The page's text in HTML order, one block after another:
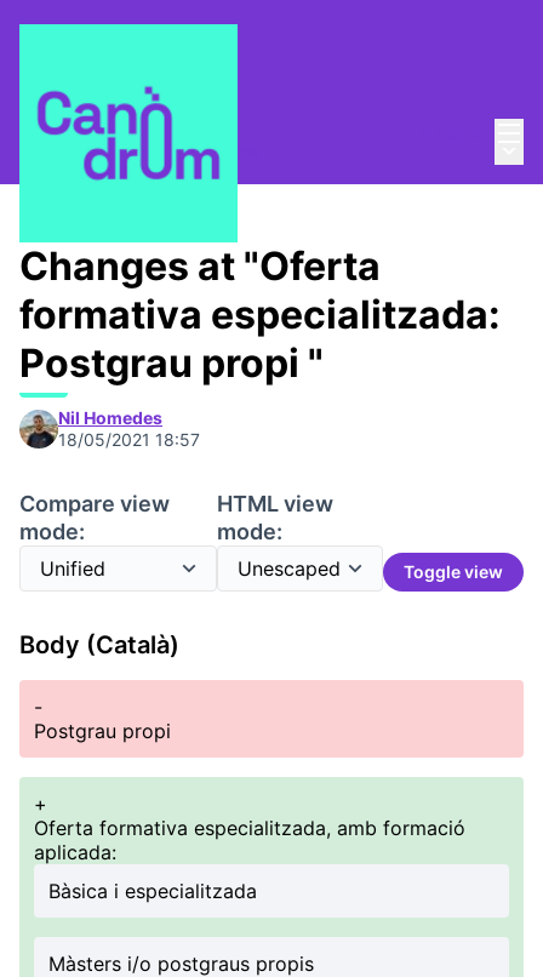
Pla Estratègic Propostes
Changes at "Oferta
formativa especialitzada:
Postgrau propi "
Nil Homedes
18/05/2021 18:57
Compare view
mode:
HTML view
mode:
Toggle view
Body (Català)
-
Postgrau propi
+
Oferta formativa especialitzada, amb formació
aplicada:
Bàsica i especialitzada
Màsters i/o postgraus propis